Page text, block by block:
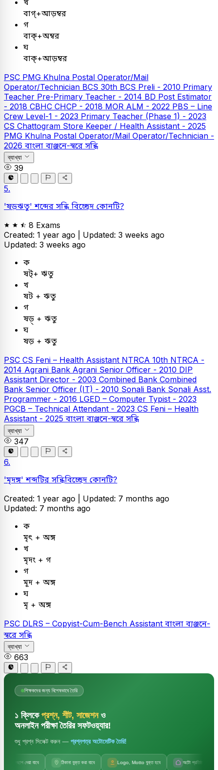
বাগ্+আড়ম্বর
গ
বাক্+অম্বর
ঘ
বাক্+আড়ম্বর
PSC PMG Khulna Postal Operator/Mail
Operator/Technician BCS 30th BCS Preli - 2010 Primary
Teacher Pre-Primary Teacher - 2014 BD Post Estimator
- 2018 CBHC CHCP - 2018 MOR ALM - 2022 PBS – Line
Crew Level-1 - 2023 Primary Teacher (Phase 1) - 2023
CS Chattogram Store Keeper / Health Assistant - 2025
PMG Khulna Postal Operator/Mail Operator/Technician -
2026 বাংলা ব্যঞ্জনে-স্বরে সন্ধি
ব্যাখ্যা
39
5.
'ষড়ঋতু' শব্দের সন্ধি বিচ্ছেদ কোনটি?
8 Exams
Created: 1 year ago | Updated: 3 weeks ago
Updated: 3 weeks ago
ক
ষট্+ ঋতু
খ
ষট + ঋতু
গ
ষড়্ + ঋতু
ঘ
ষড় + ঋতু
PSC CS Feni – Health Assistant NTRCA 10th NTRCA -
2014 Agrani Bank Agrani Senior Officer - 2010 DIP
Assistant Director - 2003 Combined Bank Combined
Bank Senior Officer (IT) - 2010 Sonali Bank Sonali Asst.
Programmer - 2016 LGED – Computer Typist - 2023
PGCB – Technical Attendant - 2023 CS Feni – Health
Assistant - 2025 বাংলা ব্যঞ্জনে-স্বরে সন্ধি
ব্যাখ্যা
347
6.
'মৃদঙ্গ' শব্দটির সন্ধিবিচ্ছেদ কোনটি?
Created: 1 year ago | Updated: 7 months ago
Updated: 7 months ago
ক
মৃৎ + অঙ্গ
খ
মৃদং + গ
গ
মূদ + অঙ্গ
ঘ
মৃ + অঙ্গ
PSC DLRS – Copyist-Cum-Bench Assistant বাংলা ব্যঞ্জনে-
স্বরে সন্ধি
ব্যাখ্যা
663
শিক্ষকদের জন্য বিশেষভাবে তৈরি
১ ক্লিকে প্রশ্ন, শীট, সাজেশনও
অনলাইন পরীক্ষা তৈরির সফটওয়্যার!
শুধু প্রশ্ন সিলেক্ট করুন — প্রশ্নপত্র অটোমেটিক তৈরি!
জলছাপ দেয়া যাবে ঠিকানা যুক্ত করা যাবে Logo, Motto যুক্ত হবে অটো প্রতিষ্ঠানের নাম